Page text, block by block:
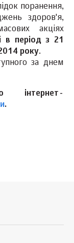
поранення,
здоров'я,
акціях
в період з 21
року.
за днем
інтернет-
.